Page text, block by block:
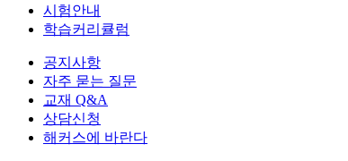
시험안내
학습커리큘럼
공지사항
자주 묻는 질문
교재 Q&A
상담신청
해커스에 바란다